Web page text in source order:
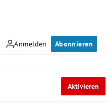
Anmelden Abonnieren
Aktivieren